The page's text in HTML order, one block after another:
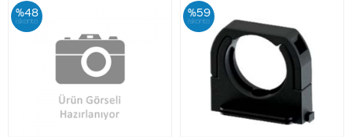
%48
iskonto
%59
iskonto